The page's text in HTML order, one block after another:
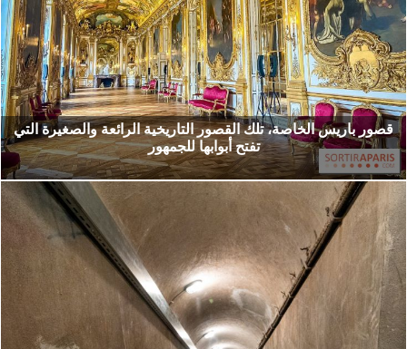
قصور باريس الخاصة، تلك القصور التاريخية الرائعة والصغيرة التي
تفتح أبوابها للجمهور